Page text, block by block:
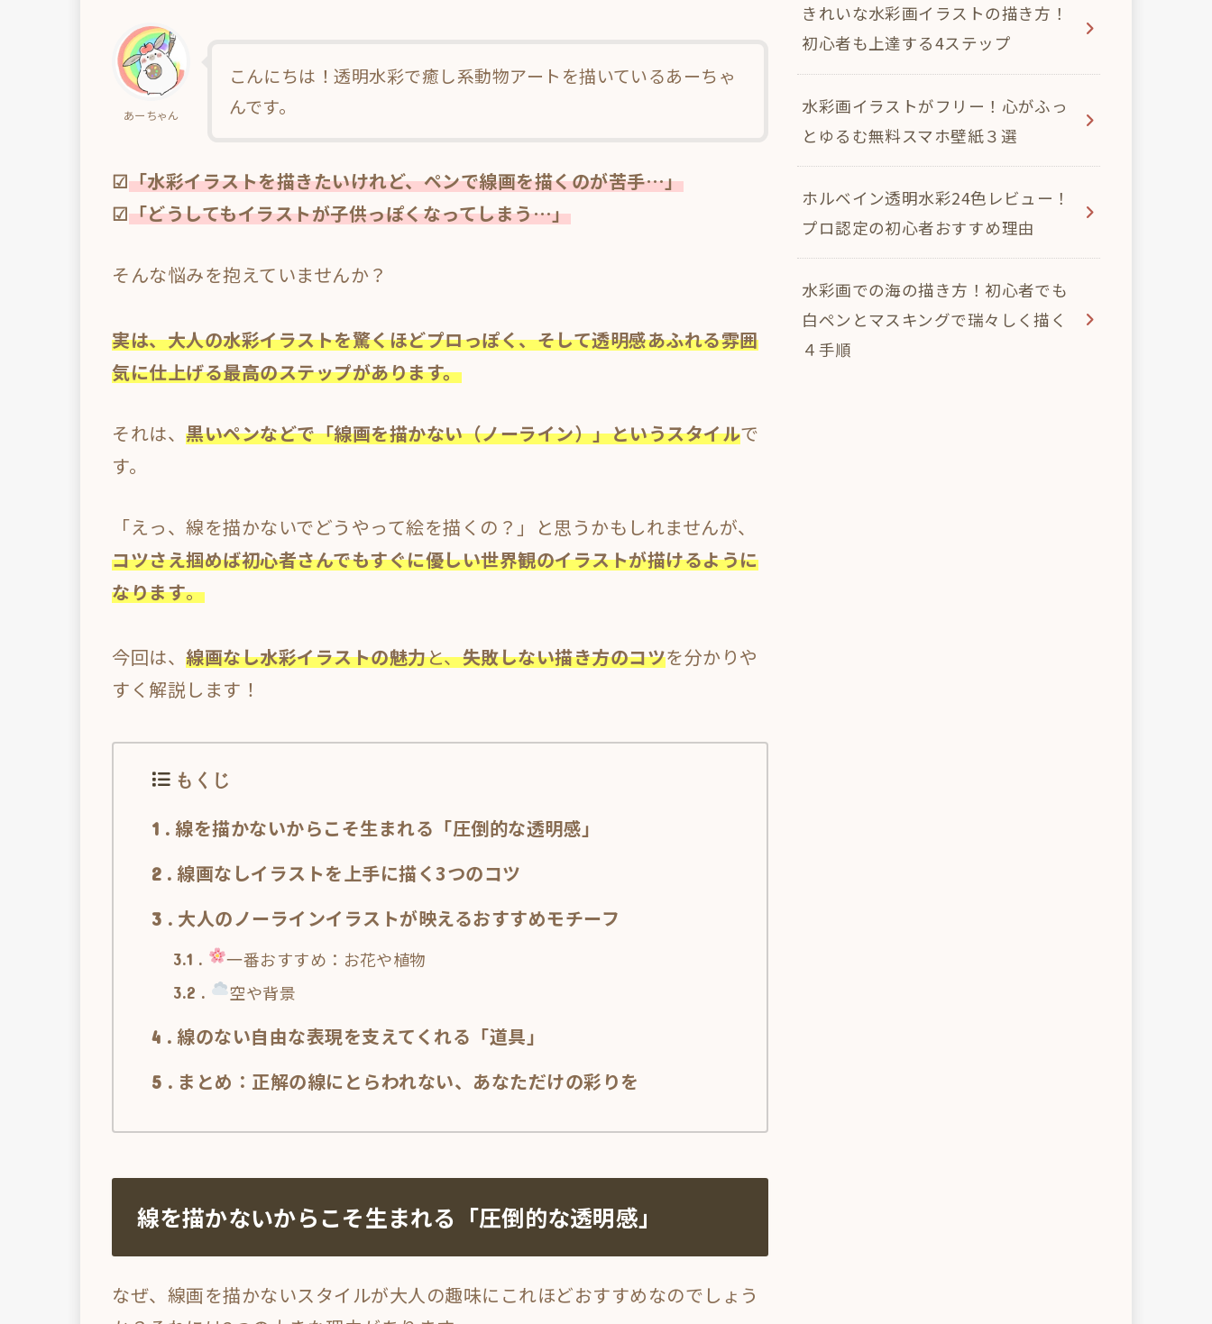
あーちゃん
こんにちは！透明水彩で癒し系動物アートを描いているあーちゃ
んです。
☑「水彩イラストを描きたいけれど、ペンで線画を描くのが苦手…」
☑「どうしてもイラストが子供っぽくなってしまう…」
そんな悩みを抱えていませんか？
実は、大人の水彩イラストを驚くほどプロっぽく、そして透明感あふれる雰囲
気に仕上げる最高のステップがあります。
それは、 黒いペンなどで「線画を描かない（ノーライン）」というスタイルで
す。
「えっ、線を描かないでどうやって絵を描くの？」と思うかもしれませんが、
コツさえ掴めば初心者さんでもすぐに優しい世界観のイラストが描けるように
なります。
今回は、 線画なし水彩イラストの魅力と、失敗しない描き方のコツを分かりや
すく解説します！
もくじ
1 線を描かないからこそ生まれる「圧倒的な透明感」
2 線画なしイラストを上手に描く3つのコツ
3 大人のノーラインイラストが映えるおすすめモチーフ
3.1 一番おすすめ：お花や植物
3.2 空や背景
4 線のない自由な表現を支えてくれる「道具」
5 まとめ：正解の線にとらわれない、あなただけの彩りを
線を描かないからこそ生まれる「圧倒的な透明感」
なぜ、線画を描かないスタイルが大人の趣味にこれほどおすすめなのでしょう
きれいな水彩画イラストの描き方！
初心者も上達する4ステップ
水彩画イラストがフリー！心がふっ
とゆるむ無料スマホ壁紙３選
ホルベイン透明水彩24色レビュー！
プロ認定の初心者おすすめ理由
水彩画での海の描き方！初心者でも
白ペンとマスキングで瑞々しく描く
４手順